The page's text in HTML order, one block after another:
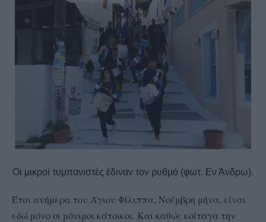
Οι μικροί τυμπανιστές έδιναν τον ρυθμό (φωτ. Εν Άνδρω).
Έτσι ανήμερα του Άγιου Φίλιππα, Νοέμβρη μήνα, είναι
εδώ μόνο οι μόνιμοι κάτοικοι. Και καθώς κοίταγα την